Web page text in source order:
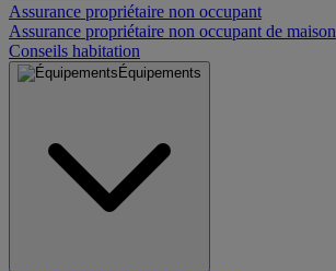
Assurance propriétaire non occupant
Assurance propriétaire non occupant de maison
Conseils habitation
Équipements